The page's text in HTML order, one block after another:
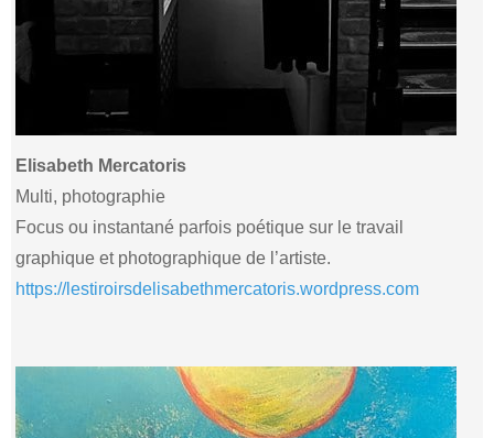
Elisabeth Mercatoris
Multi, photographie
Focus ou instantané parfois poétique sur le travail
graphique et photographique de l’artiste.
https://lestiroirsdelisabethmercatoris.wordpress.com